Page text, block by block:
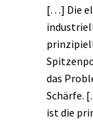
[…] Die
das
Schärfe.
ist die